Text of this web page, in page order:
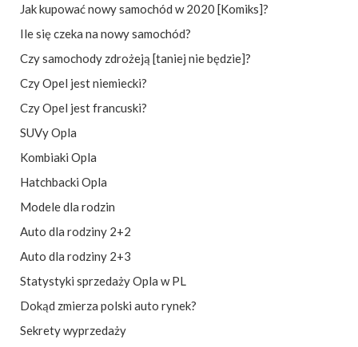
Jak kupować nowy samochód w 2020 [Komiks]?
Ile się czeka na nowy samochód?
Czy samochody zdrożeją [taniej nie będzie]?
Czy Opel jest niemiecki?
Czy Opel jest francuski?
SUVy Opla
Kombiaki Opla
Hatchbacki Opla
Modele dla rodzin
Auto dla rodziny 2+2
Auto dla rodziny 2+3
Statystyki sprzedaży Opla w PL
Dokąd zmierza polski auto rynek?
Sekrety wyprzedaży